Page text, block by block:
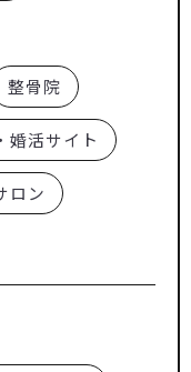
整骨院
婚活サイト
ロン